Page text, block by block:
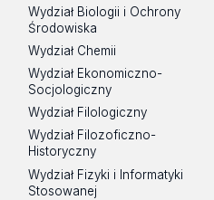
Wydział Biologii i Ochrony
Środowiska
Wydział Chemii
Wydział Ekonomiczno-
Socjologiczny
Wydział Filologiczny
Wydział Filozoficzno-
Historyczny
Wydział Fizyki i Informatyki
Stosowanej